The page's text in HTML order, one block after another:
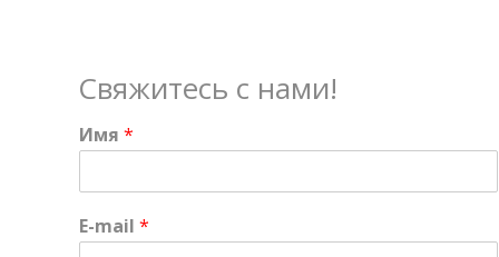
Свяжитесь с нами!
Имя *
E-mail *